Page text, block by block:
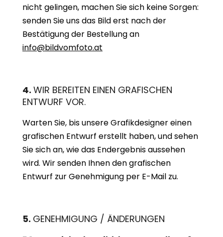
nicht gelingen, machen Sie sich keine Sorgen:
senden Sie uns das Bild erst nach der
Bestätigung der Bestellung an
info@bildvomfoto.at
4. WIR BEREITEN EINEN GRAFISCHEN
ENTWURF VOR.
Warten Sie, bis unsere Grafikdesigner einen
grafischen Entwurf erstellt haben, und sehen
Sie sich an, wie das Endergebnis aussehen
wird. Wir senden Ihnen den grafischen
Entwurf zur Genehmigung per E-Mail zu.
5. GENEHMIGUNG / ÄNDERUNGEN